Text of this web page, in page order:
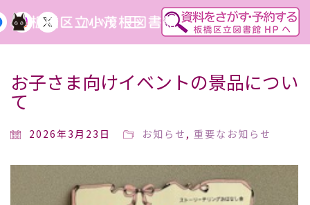
MENU
お子さま向けイベントの景品につい
て
2026年3月23日 お知らせ , 重要なお知らせ